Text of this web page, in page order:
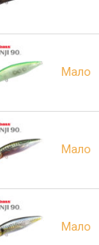
Мало
Мало
Мало